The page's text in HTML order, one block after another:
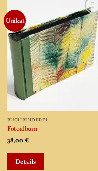
Unikat
Add to
wishlist
BUCHBINDEREI
Fotoalbum
38,00€
Details